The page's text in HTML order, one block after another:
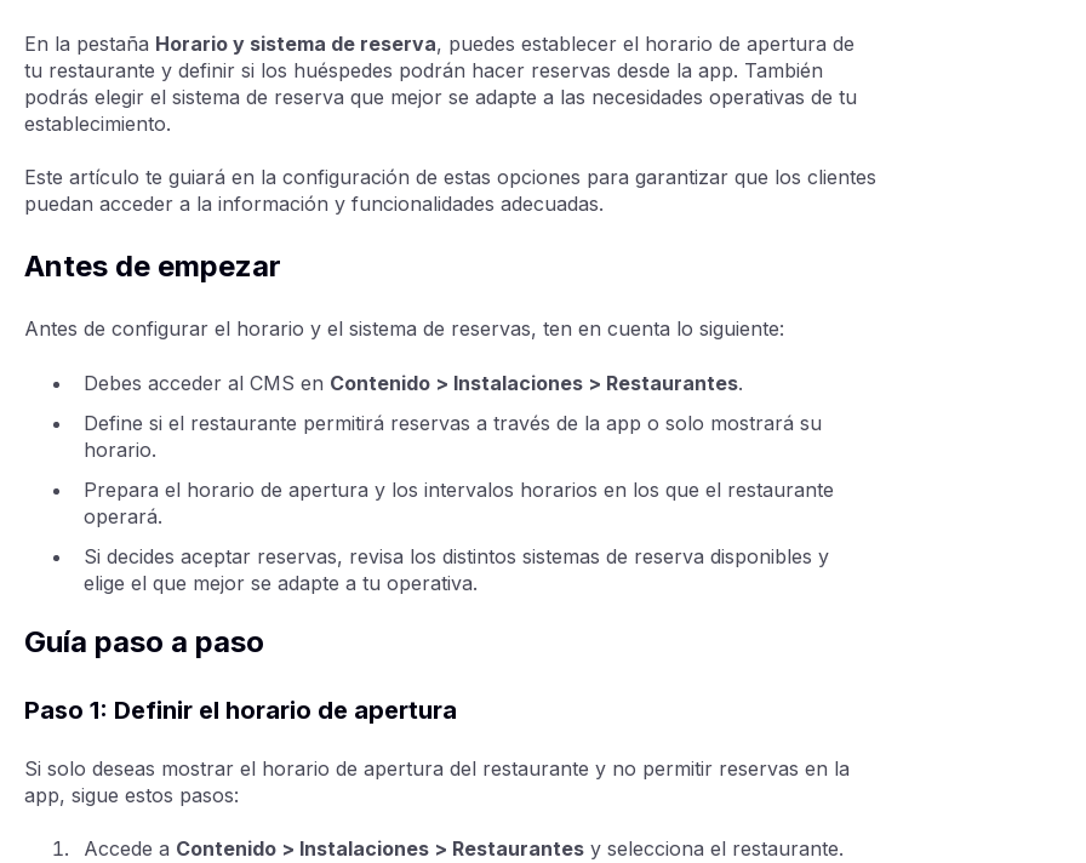
En la pestaña Horario y sistema de reserva, puedes establecer el horario de apertura de
tu restaurante y definir si los huéspedes podrán hacer reservas desde la app. También
podrás elegir el sistema de reserva que mejor se adapte a las necesidades operativas de tu
establecimiento.
Este artículo te guiará en la configuración de estas opciones para garantizar que los clientes
puedan acceder a la información y funcionalidades adecuadas.
Antes de empezar
Antes de configurar el horario y el sistema de reservas, ten en cuenta lo siguiente:
Debes acceder al CMS en Contenido > Instalaciones > Restaurantes.
Define si el restaurante permitirá reservas a través de la app o solo mostrará su
horario.
Prepara el horario de apertura y los intervalos horarios en los que el restaurante
operará.
Si decides aceptar reservas, revisa los distintos sistemas de reserva disponibles y
elige el que mejor se adapte a tu operativa.
Guía paso a paso
Paso 1: Definir el horario de apertura
Si solo deseas mostrar el horario de apertura del restaurante y no permitir reservas en la
app, sigue estos pasos:
Accede a Contenido > Instalaciones > Restaurantesy selecciona el restaurante.